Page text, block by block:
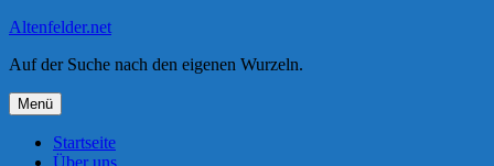
Zum
springen
Altenfelder.net
Auf der Suche nach den eigenen Wurzeln.
Menü
Startseite
Über uns